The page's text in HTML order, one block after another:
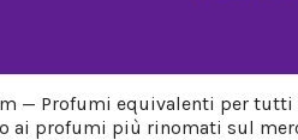
— Profumi equivalenti per
ai profumi più rinomati sul